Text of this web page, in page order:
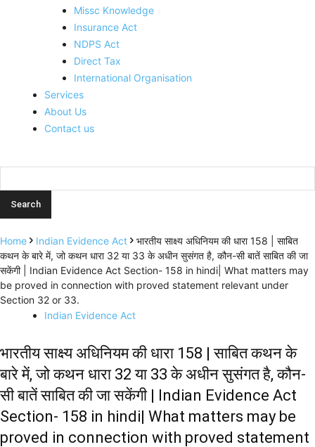
Missc Knowledge
Insurance Act
NDPS Act
Direct Tax
International Organisation
Services
About Us
Contact us
Home Indian Evidence Act
भारतीय साक्ष्य अधिनियम की धारा 158 | साबित
कथन के बारे में, जो कथन धारा 32 या 33 के अधीन सुसंगत है, कौन-सी बातें साबित की जा
सकेंगी | Indian Evidence Act Section- 158 in hindi| What matters may
be proved in connection with proved statement relevant under
Section 32 or 33.
Indian Evidence Act
भारतीय साक्ष्य अधिनियम की धारा 158 | साबित कथन के
बारे में, जो कथन धारा 32 या 33 के अधीन सुसंगत है, कौन-
सी बातें साबित की जा सकेंगी | Indian Evidence Act
Section- 158 in hindi| What matters may be
proved in connection with proved statement